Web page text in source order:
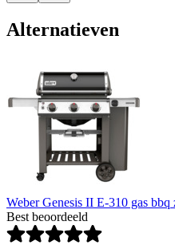
Alternatieven
Weber Genesis II E-310 gas bbq
Best beoordeeld